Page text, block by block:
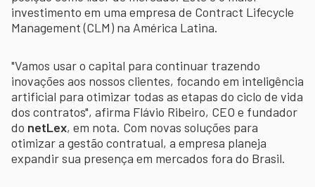
investimento em uma empresa de Contract Lifecycle
Management (CLM) na América Latina.
"Vamos usar o capital para continuar trazendo
inovações aos nossos clientes, focando em inteligência
artificial para otimizar todas as etapas do ciclo de vida
dos contratos", afirma Flávio Ribeiro, CEO e fundador
do netLex, em nota. Com novas soluções para
otimizar a gestão contratual, a empresa planeja
expandir sua presença em mercados fora do Brasil.